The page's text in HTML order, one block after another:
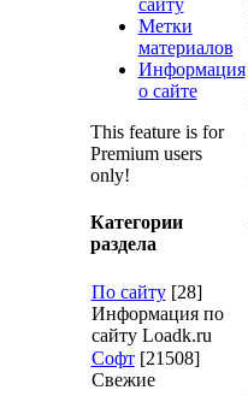
Метки
материалов
Информация
о сайте
This feature is for
Premium users
only!
Категории
раздела
По сайту [28]
Информация по
сайту Loadk.ru
Софт [21508]
Свежие